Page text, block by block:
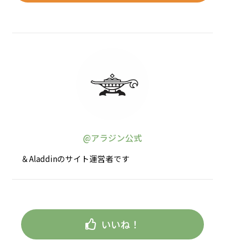
@アラジン公式
＆Aladdinのサイト運営者です
いいね！